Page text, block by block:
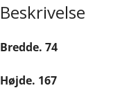
Beskrivelse
Bredde. 74
Højde. 167